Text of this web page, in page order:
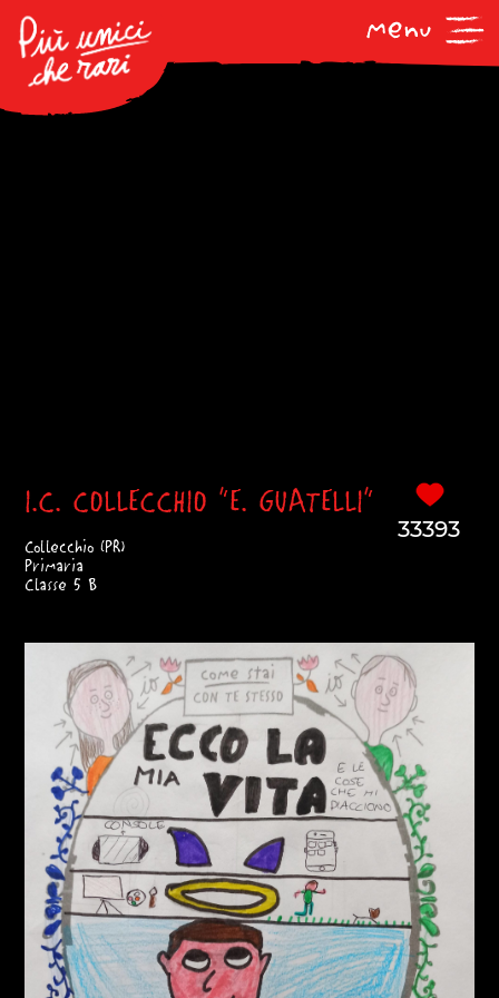
I.C. COLLECCHIO "E. GUATELLI"
Collecchio (PR)
Primaria
Classe 5 B
33393